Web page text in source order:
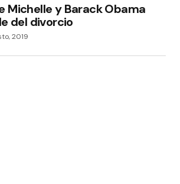
Michelle y Barack Obama
del divorcio
2019